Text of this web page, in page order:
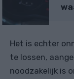
Het is echter
te lossen,
noodzakelijk is